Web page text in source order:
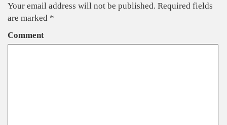
Your email address will not be published. Required fields
are marked *
Comment